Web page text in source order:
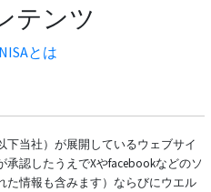
テンツ
NISAとは
当社）が展開しているウェブサイ
承認したうえでXやfacebookなどのソ
た情報も含みます）ならびにウエル